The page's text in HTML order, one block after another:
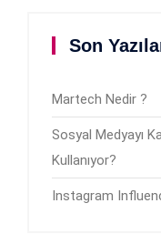
Son
Martech Nedir ?
Sosyal Medyayı
Kullanıyor?
Instagram